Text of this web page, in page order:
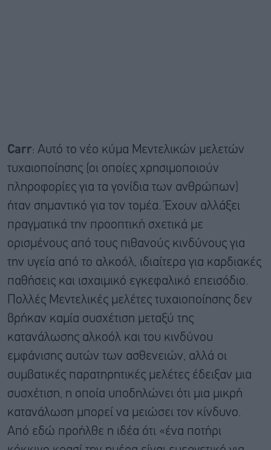
Carr: Αυτό το νέο κύμα Μεντελικών μελετών
τυχαιοποίησης (οι οποίες χρησιμοποιούν
πληροφορίες για τα γονίδια των ανθρώπων)
ήταν σημαντικό για τον τομέα. Έχουν αλλάξει
πραγματικά την προοπτική σχετικά με
ορισμένους από τους πιθανούς κινδύνους για
την υγεία από το αλκοόλ, ιδιαίτερα για καρδιακές
παθήσεις και ισχαιμικό εγκεφαλικό επεισόδιο.
Πολλές Μεντελικές μελέτες τυχαιοποίησης δεν
βρήκαν καμία συσχέτιση μεταξύ της
κατανάλωσης αλκοόλ και του κινδύνου
εμφάνισης αυτών των ασθενειών, αλλά οι
συμβατικές παρατηρητικές μελέτες έδειξαν μια
συσχέτιση, η οποία υποδηλώνει ότι μια μικρή
κατανάλωση μπορεί να μειώσει τον κίνδυνο.
Από εδώ προήλθε η ιδέα ότι «ένα ποτήρι